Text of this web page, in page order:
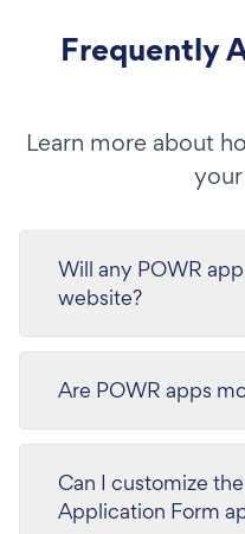
Frequently
Learn more about
Will any POWR
website?
Are POWR apps
Can I customize
Application Form